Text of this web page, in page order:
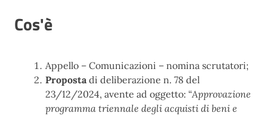
Cos'è
Appello – Comunicazioni – nomina scrutatori;
Propostadi deliberazione n. 78 del
23/12/2024, avente ad oggetto: “Approvazione
programma triennale degli acquisti di beni e